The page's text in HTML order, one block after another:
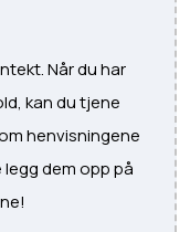
Når du har
kan du tjene
henvisningene
dem opp på